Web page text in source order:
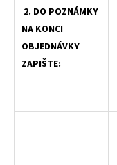
2. DO POZNÁMKY
NA KONCI
OBJEDNÁVKY
ZAPIŠTE: